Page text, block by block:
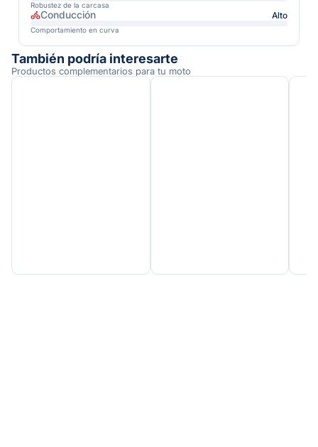
Robustez de la carcasa
Conducción Alto
Comportamiento en curva
También podría interesarte
Productos complementarios para tu moto